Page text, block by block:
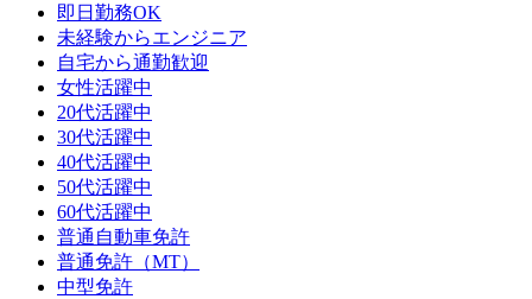
即日勤務OK
未経験からエンジニア
自宅から通勤歓迎
女性活躍中
20代活躍中
30代活躍中
40代活躍中
50代活躍中
60代活躍中
普通自動車免許
普通免許（MT）
中型免許